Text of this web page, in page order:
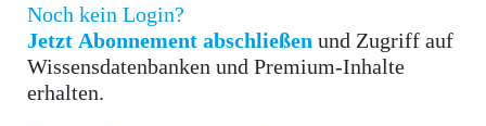
Noch kein Login?
Jetzt Abonnement abschließen
Wissensdatenbanken und Premium-Inhalte
erhalten.